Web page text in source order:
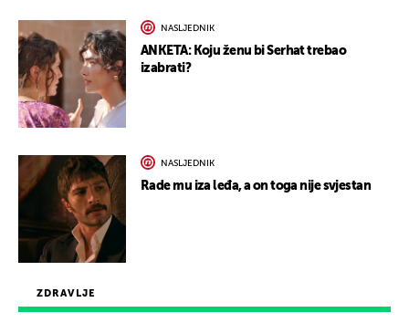
ZDRAVLJE
NASLJEDNIK
ANKETA: Koju ženu bi Serhat trebao
izabrati?
NASLJEDNIK
Rade mu iza leđa, a on toga nije svjestan